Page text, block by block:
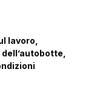
lavoro,